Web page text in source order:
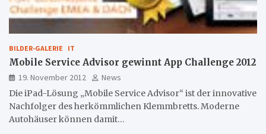
BILDER-GALERIE IT
Mobile Service Advisor gewinnt App Challenge 2012
19. November 2012
News
Die iPad-Lösung „Mobile Service Advisor“ ist der innovative
Nachfolger des herkömmlichen Klemmbretts. Moderne
Autohäuser können damit…